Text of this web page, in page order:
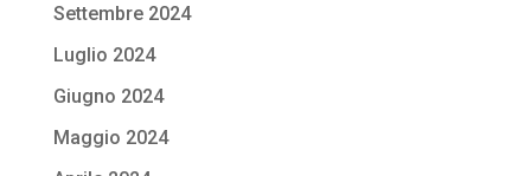
Settembre 2024
Luglio 2024
Giugno 2024
Maggio 2024